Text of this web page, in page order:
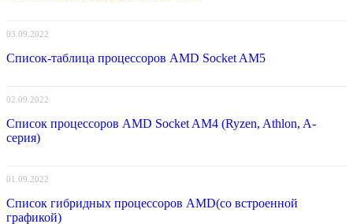
03.09.2022
Список-таблица процессоров AMD Socket AM5
02.09.2022
Список процессоров AMD Socket AM4 (Ryzen, Athlon, A-
серия)
01.09.2022
Список гибридных процессоров AMD(со встроенной
графикой)